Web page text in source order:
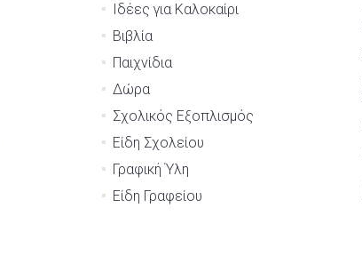
Ιδέες για Καλοκαίρι
Βιβλία
Παιχνίδια
Δώρα
Σχολικός Εξοπλισμός
Είδη Σχολείου
Γραφική Ύλη
Είδη Γραφείου